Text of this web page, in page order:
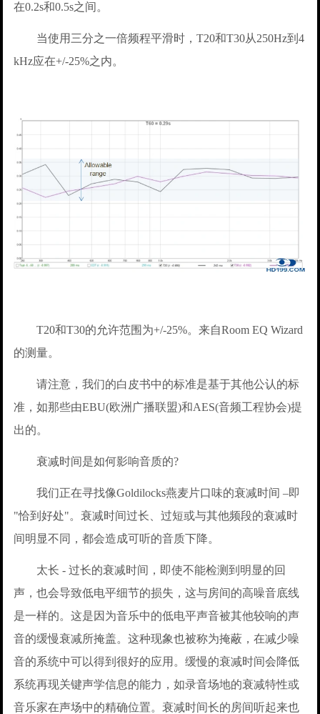
在0.2s和0.5s之间。
当使用三分之一倍频程平滑时，T20和T30从250Hz到4
kHz应在+/-25%之内。
T20和T30的允许范围为+/-25%。来自Room EQ Wizard
的测量。
请注意，我们的白皮书中的标准是基于其他公认的标
准，如那些由EBU(欧洲广播联盟)和AES(音频工程协会)提
出的。
衰减时间是如何影响音质的?
我们正在寻找像Goldilocks燕麦片口味的衰减时间 –即
"恰到好处"。衰减时间过长、过短或与其他频段的衰减时
间明显不同，都会造成可听的音质下降。
太长 - 过长的衰减时间，即使不能检测到明显的回
声，也会导致低电平细节的损失，这与房间的高噪音底线
是一样的。这是因为音乐中的低电平声音被其他较响的声
音的缓慢衰减所掩盖。这种现象也被称为掩蔽，在减少噪
音的系统中可以得到很好的应用。缓慢的衰减时间会降低
系统再现关键声学信息的能力，如录音场地的衰减特性或
音乐家在声场中的精确位置。衰减时间长的房间听起来也